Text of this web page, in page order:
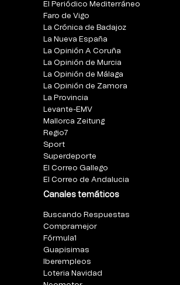
El Periódico Mediterráneo
Faro de Vigo
La Crónica de Badajoz
La Nueva España
La Opinión A Coruña
La Opinión de Murcia
La Opinión de Málaga
La Opinión de Zamora
La Provincia
Levante-EMV
Mallorca Zeitung
Regio7
Sport
Superdeporte
El Correo Gallego
El Correo de Andalucia
Canales temáticos
Buscando Respuestas
Compramejor
Fórmula1
Guapisimas
Iberempleos
Loteria Navidad